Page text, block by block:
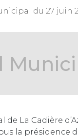
du 27 juin
de La Cadière
la présidence